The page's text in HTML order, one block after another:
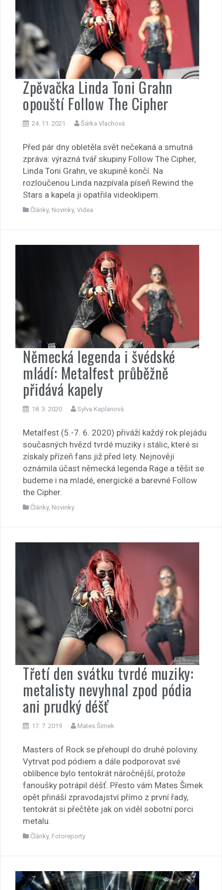
Zpěvačka Linda Toni Grahn
opouští Follow The Cipher
24. 11. 2021 Šárka Vlachová
Před pár dny obletěla svět nečekaná a smutná
zpráva: výrazná tvář skupiny Follow The Cipher,
Linda Toni Grahn, ve skupině končí. Na
rozloučenou Linda nazpívala píseň Rewind the
Stars a kapela ji opatřila videoklipem.
Články, Novinky, Videa
Německá legenda i švédské
mládí: Metalfest průběžně
přidává kapely
18. 3. 2020 Sylva Kaplanová
Metalfest (5.-7. 6. 2020) přiváží každý rok plejádu
současných hvězd tvrdé muziky i stálic, které si
získaly přízeň fans již před lety. Nejnověji
oznámila účast německá legenda Rage a těšit se
budeme i na mladé, energické a barevné Follow
the Cipher.
Články, Novinky
Třetí den svátku tvrdé muziky:
metalisty nevyhnal zpod pódia
ani prudký déšť
17. 7. 2019 Mates Šimek
Masters of Rock se přehoupl do druhé poloviny.
Vytrvat pod pódiem a dále podporovat své
oblíbence bylo tentokrát náročnější, protože
fanoušky potrápil déšť. Přesto vám Mates Šimek
opět přináší zpravodajství přímo z první řady,
tentokrát si přečtěte jak on viděl sobotní porci
metalu.
Články, Fotoreporty